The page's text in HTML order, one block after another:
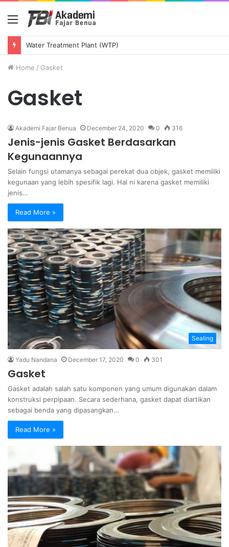
Menu
Water Treatment Plant (WTP)
Home / Gasket
Gasket
Akademi Fajar Benua December 24, 2020 0 316
Jenis-jenis Gasket Berdasarkan
Kegunaannya
Selain fungsi utamanya sebagai perekat dua objek, gasket memiliki
kegunaan yang lebih spesifik lagi. Hal ni karena gasket memiliki
jenis…
Read More »
Sealing
Yadu Nandana December 17, 2020 0 301
Gasket
Gasket adalah salah satu komponen yang umum digunakan dalam
konstruksi perpipaan. Secara sederhana, gasket dapat diartikan
sebagai benda yang dipasangkan…
Read More »